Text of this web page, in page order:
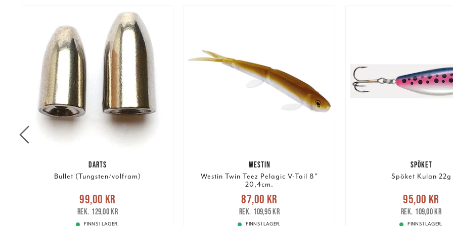
DARTS
Bullet (Tungsten/volfram)
Nuvarande pris :99,00 kr
pris:129,00 kr
99,00 kr
129,00 kr
FINNS I LAGER.
WESTIN
Westin Twin Teez Pelagic V-Tail 8"
20,4cm.
Nuvarande pris :87,00 kr
pris:109,95 kr
87,00 kr
109,95 kr
FINNS I LAGER.
SPÖKET
Spöket Kulan 22g
Nuvarande pris :95,00 kr
pris:109,00 kr
95,00 kr
109,00 kr
FINNS I LAGER.